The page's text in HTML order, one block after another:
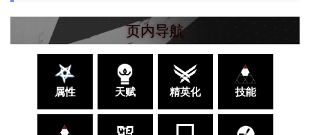
页内导航
属性 天赋 精英化 技能